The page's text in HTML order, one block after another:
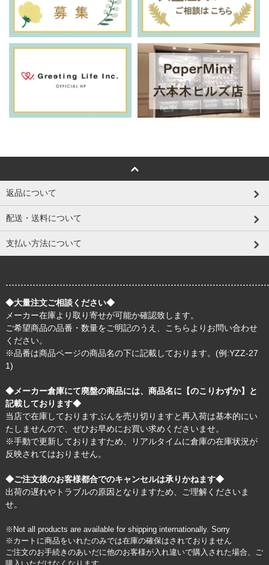
返品について
配送・送料について
支払い方法について
◆大量注文ご相談ください◆
メーカー在庫より取り寄せが可能か確認致します。
ご希望商品の品番・数量をご明記のうえ、
こちら よりお問い合わせ
ください。
※品番は商品ページの商品名の下に記載しております。(例:YZZ-27
1)
◆メーカー倉庫にて廃盤の商品には、商品名に【のこりわずか】と
記載しております◆
当店で在庫しておりますぶんを売り切りますと再入荷は基本的にい
たしませんので、ぜひお早めにお買い求めくださいませ。
※手動で更新しておりますため、リアルタイムに倉庫の在庫状況が
反映されてはおりません。
◆ご注文後のお客様都合でのキャンセルは承りかねます◆
出荷の遅れやトラブルの原因となりますため、ご理解くださいま
せ。
※Not all products are available for shipping internationally. Sorry
※カートに商品をいれたのみでは在庫の確保はされておりません
ご注文のお手続きのあいだに他のお客様が入れ違いで購入された場合、ご